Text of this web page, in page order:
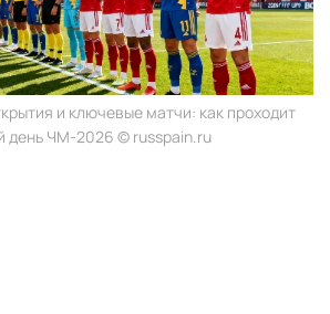
и ключевые матчи: как проходит
день ЧМ-2026 © russpain.ru